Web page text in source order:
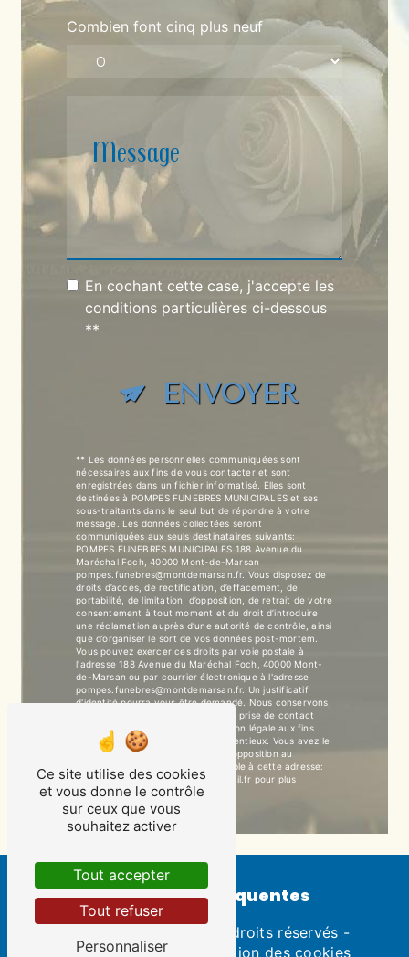
Combien font cinq plus neuf
En cochant cette case, j'accepte les
conditions particulières ci-dessous
**
ENVOYER
** Les données personnelles communiquées sont
nécessaires aux fins de vous contacter et sont
enregistrées dans un fichier informatisé. Elles sont
destinées à POMPES FUNEBRES MUNICIPALES et ses
sous-traitants dans le seul but de répondre à votre
message. Les données collectées seront
communiquées aux seuls destinataires suivants:
POMPES FUNEBRES MUNICIPALES 188 Avenue du
Maréchal Foch, 40000 Mont-de-Marsan
pompes.funebres@montdemarsan.fr. Vous disposez de
droits d’accès, de rectification, d’effacement, de
portabilité, de limitation, d’opposition, de retrait de votre
consentement à tout moment et du droit d’introduire
une réclamation auprès d’une autorité de contrôle, ainsi
que d’organiser le sort de vos données post-mortem.
Vous pouvez exercer ces droits par voie postale à
l'adresse 188 Avenue du Maréchal Foch, 40000 Mont-
de-Marsan ou par courrier électronique à l'adresse
pompes.funebres@montdemarsan.fr. Un justificatif
d'identité pourra vous être demandé. Nous conservons
vos données pendant la période de prise de contact
puis pendant la durée de prescription légale aux fins
probatoires et de gestion des contentieux. Vous avez le
droit de vous inscrire sur la liste d'opposition au
démarchage téléphonique, disponible à cette adresse:
Bloctel.gouv.fr. Consultez le site cnil.fr pour plus
d’informations sur vos droits.
Recherches fréquentes
- 2026 - Tous droits réservés -
Mentions légales
Gestion des cookies
Ce site utilise des cookies
et vous donne le contrôle
sur ceux que vous
souhaitez activer
Tout accepter
Tout refuser
Personnaliser